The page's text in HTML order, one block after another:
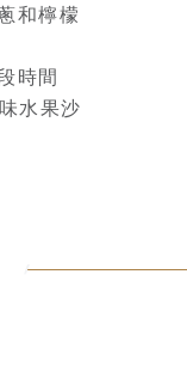
和檸檬
時間
水果沙